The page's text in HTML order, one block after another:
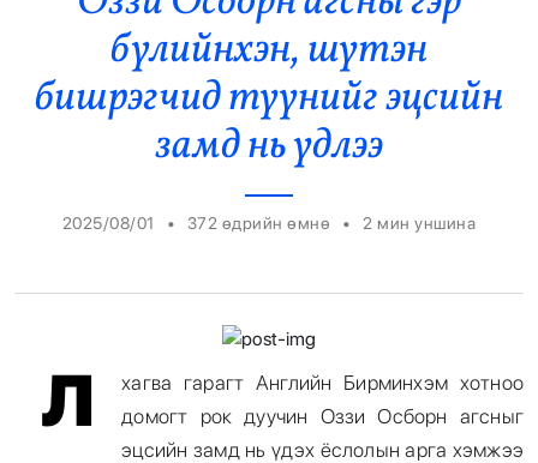
Нийтлэлчийн Булан
Эрүүл Мэнд
Орон Нутаг
Эрэн Сурвалжилга
бүлийнхэн, шүтэн
бишрэгчид түүнийг эцсийн
замд нь үдлээ
2025/08/01 • 372 өдрийн өмнө • 2 мин уншина
Л
хагва гарагт Английн Бирминхэм хотноо
домогт рок дуучин Оззи Осборн агсныг
эцсийн замд нь үдэх ёслолын арга хэмжээ